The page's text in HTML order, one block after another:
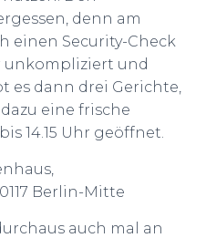
denn am
einen Security-Check
unkompliziert und
es dann drei Gerichte,
eine frische
14.15 Uhr geöffnet.
Berlin-Mitte
auch mal an